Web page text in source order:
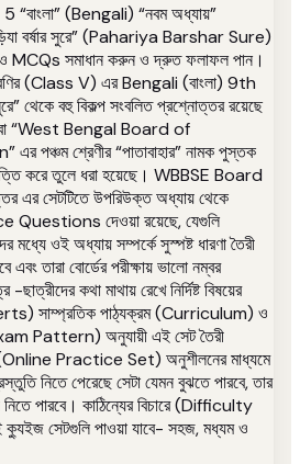
(Bengali) “নবম অধ্যায়”
বর্ষার সুরে” (Pahariya Barshar Sure)
MCQs সমাধান করুন ও দ্রুত ফলাফল পান।
(Class V) এর Bengali (বাংলা) 9th
থেকে বহু বিকল্প সংবলিত প্রশ্নোত্তর রয়েছে
বা “West Bengal Board of
শ্রেণীর “পাতাবাহার” নামক পুস্তক
করে তুলে ধরা হয়েছে। WBBSE Board
এর সেটটিতে উপরিউক্ত অধ্যায় থেকে
Questions দেওয়া রয়েছে, যেগুলি
মধ্যে ওই অধ্যায় সম্পর্কে সুস্পষ্ট ধারণা তৈরী
এবং তারা বোর্ডের পরীক্ষায় ভালো নম্বর
কথা মাথায় রেখে নির্দিষ্ট বিষয়ের
সাম্প্রতিক পাঠ্যক্রম (Curriculum) ও
Pattern) অনুযায়ী এই সেট তৈরী
Practice Set) অনুশীলনের মাধ্যমে
নিতে পেরেছে সেটা যেমন বুঝতে পারবে, তার
নিতে পারবে। কাঠিন্যের বিচারে (Difficulty
সেটগুলি পাওয়া যাবে- সহজ, মধ্যম ও